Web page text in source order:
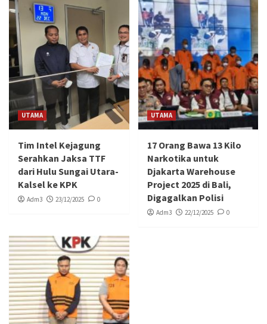
UTAMA
Tim Intel Kejagung
Serahkan Jaksa TTF
dari Hulu Sungai Utara-
Kalsel ke KPK
Adm3 23/12/2025 0
UTAMA
17 Orang Bawa 13 Kilo
Narkotika untuk
Djakarta Warehouse
Project 2025 di Bali,
Digagalkan Polisi
Adm3 22/12/2025 0